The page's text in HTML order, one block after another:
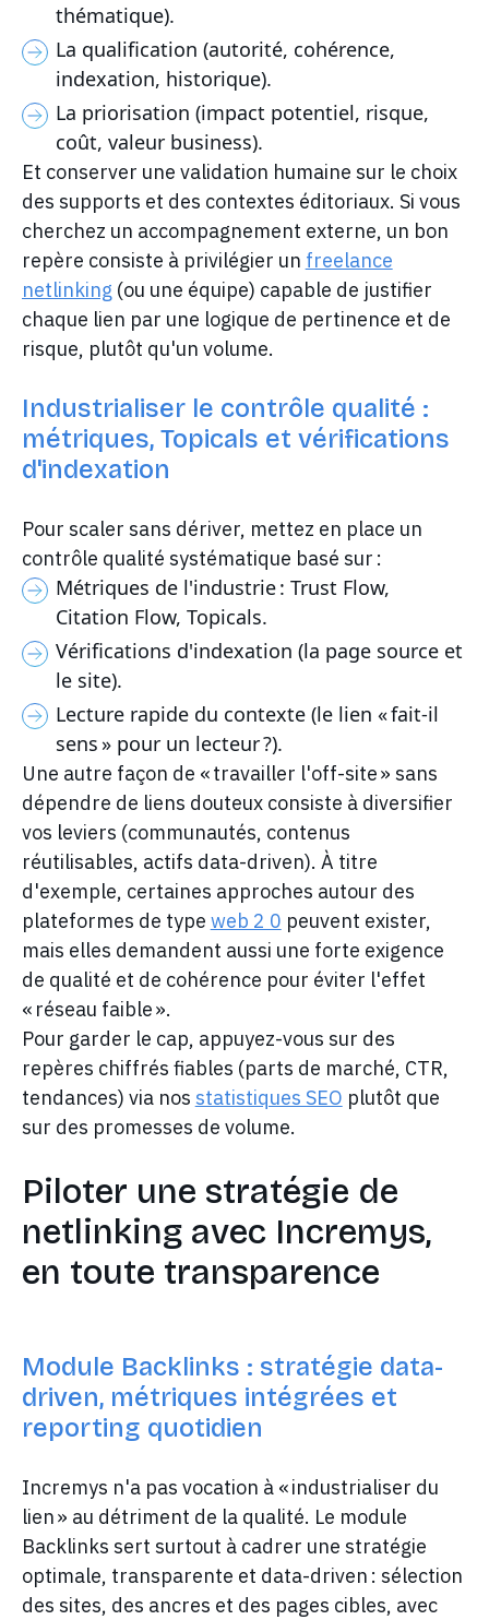
thématique).
La qualification (autorité, cohérence,
indexation, historique).
La priorisation (impact potentiel, risque,
coût, valeur business).
Et conserver une validation humaine sur le choix
des supports et des contextes éditoriaux. Si vous
cherchez un accompagnement externe, un bon
repère consiste à privilégier un freelance
netlinking (ou une équipe) capable de justifier
chaque lien par une logique de pertinence et de
risque, plutôt qu'un volume.
Industrialiser le contrôle qualité :
métriques, Topicals et vérifications
d'indexation
Pour scaler sans dériver, mettez en place un
contrôle qualité systématique basé sur :
Métriques de l'industrie : Trust Flow,
Citation Flow, Topicals.
Vérifications d'indexation (la page source et
le site).
Lecture rapide du contexte (le lien « fait-il
sens » pour un lecteur ?).
Une autre façon de « travailler l'off-site » sans
dépendre de liens douteux consiste à diversifier
vos leviers (communautés, contenus
réutilisables, actifs data-driven). À titre
d'exemple, certaines approches autour des
plateformes de type web 2 0 peuvent exister,
mais elles demandent aussi une forte exigence
de qualité et de cohérence pour éviter l'effet
« réseau faible ».
Pour garder le cap, appuyez-vous sur des
repères chiffrés fiables (parts de marché, CTR,
tendances) via nos statistiques SEO plutôt que
sur des promesses de volume.
Piloter une stratégie de
netlinking avec Incremys,
en toute transparence
Module Backlinks : stratégie data-
driven, métriques intégrées et
reporting quotidien
Incremys n'a pas vocation à « industrialiser du
lien » au détriment de la qualité. Le module
Backlinks sert surtout à cadrer une stratégie
optimale, transparente et data-driven : sélection
des sites, des ancres et des pages cibles, avec